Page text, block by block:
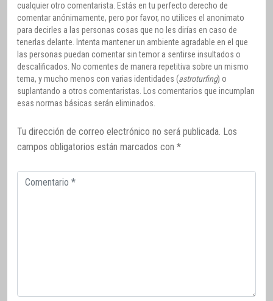
cualquier otro comentarista. Estás en tu perfecto derecho de
comentar anónimamente, pero por favor, no utilices el anonimato
para decirles a las personas cosas que no les dirías en caso de
tenerlas delante. Intenta mantener un ambiente agradable en el que
las personas puedan comentar sin temor a sentirse insultados o
descalificados. No comentes de manera repetitiva sobre un mismo
tema, y mucho menos con varias identidades (astroturfing) o
suplantando a otros comentaristas. Los comentarios que incumplan
esas normas básicas serán eliminados.
Tu dirección de correo electrónico no será publicada. Los
campos obligatorios están marcados con *
Comentario